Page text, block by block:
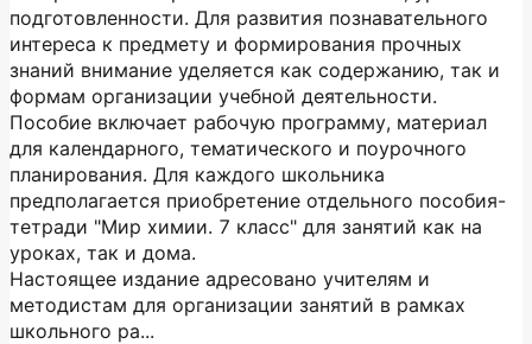
подготовленности. Для развития познавательного
интереса к предмету и формирования прочных
знаний внимание уделяется как содержанию, так и
формам организации учебной деятельности.
Пособие включает рабочую программу, материал
для календарного, тематического и поурочного
планирования. Для каждого школьника
предполагается приобретение отдельного пособия-
тетради "Мир химии. 7 класс" для занятий как на
уроках, так и дома.
Настоящее издание адресовано учителям и
методистам для организации занятий в рамках
школьного ра...